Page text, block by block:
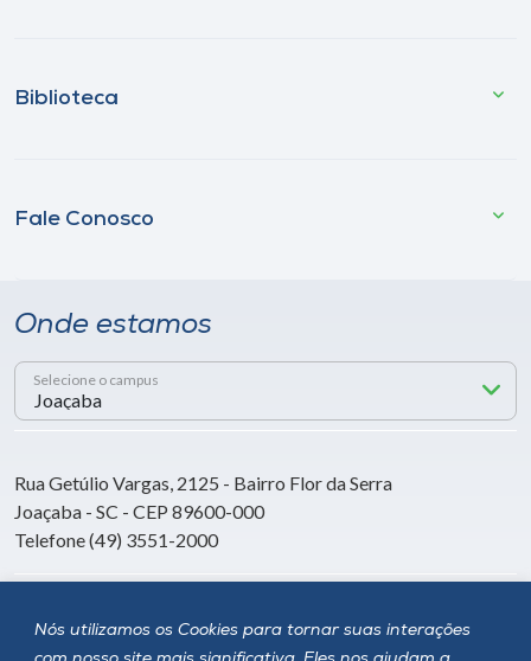
Nós utilizamos os Cookies para tornar suas interações
Biblioteca
Fale Conosco
Onde estamos
Selecione o campus
Rua Getúlio Vargas, 2125 - Bairro Flor da Serra
Joaçaba - SC - CEP 89600-000
Telefone (49) 3551-2000
Siga a Unoesc